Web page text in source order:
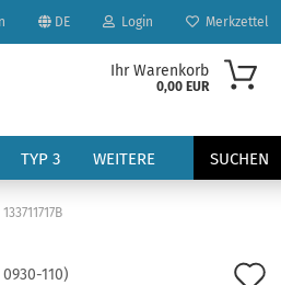
DE Login Merkzettel
Ihr Warenkorb
0,00 EUR
TYP 3 SUCHEN
WEITERE
0930-110)